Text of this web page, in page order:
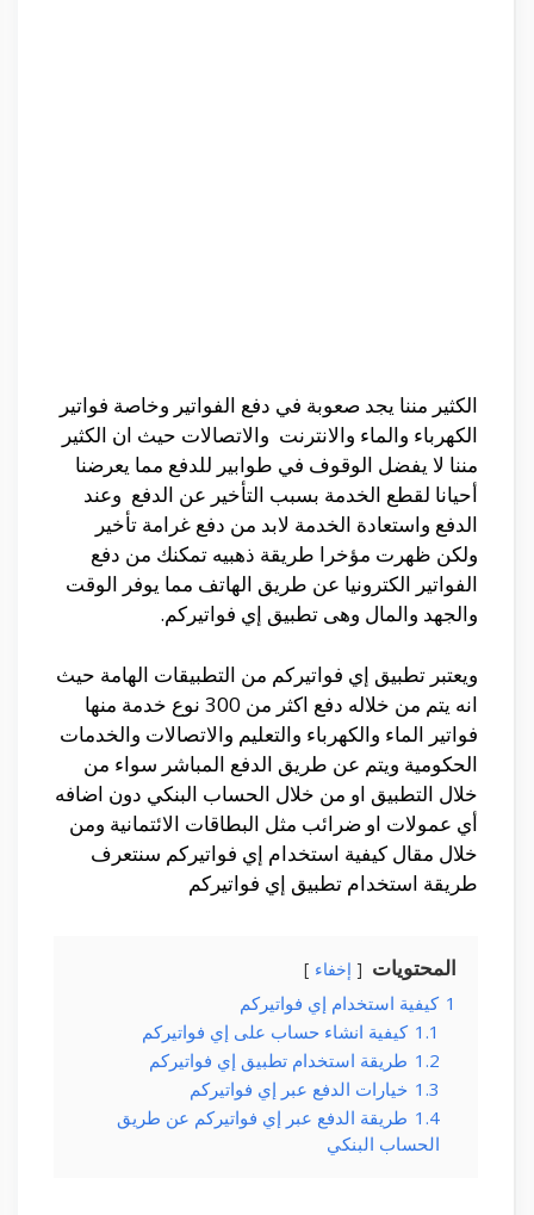
الكثير مننا يجد صعوبة في دفع الفواتير وخاصة فواتير
الكهرباء والماء والانترنت والاتصالات حيث ان الكثير
مننا لا يفضل الوقوف في طوابير للدفع مما يعرضنا
أحيانا لقطع الخدمة بسبب التأخير عن الدفع وعند
الدفع واستعادة الخدمة لابد من دفع غرامة تأخير
ولكن ظهرت مؤخرا طريقة ذهبيه تمكنك من دفع
الفواتير الكترونيا عن طريق الهاتف مما يوفر الوقت
والجهد والمال وهى تطبيق إي فواتيركم.
ويعتبر تطبيق إي فواتيركم من التطبيقات الهامة حيث
انه يتم من خلاله دفع اكثر من 300 نوع خدمة منها
فواتير الماء والكهرباء والتعليم والاتصالات والخدمات
الحكومية ويتم عن طريق الدفع المباشر سواء من
خلال التطبيق او من خلال الحساب البنكي دون اضافه
أي عمولات او ضرائب مثل البطاقات الائتمانية ومن
خلال مقال كيفية استخدام إي فواتيركم سنتعرف
طريقة استخدام تطبيق إي فواتيركم
المحتويات إخفاء
1 كيفية استخدام إي فواتيركم
1.1 كيفية انشاء حساب على إي فواتيركم
1.2 طريقة استخدام تطبيق إي فواتيركم
1.3 خيارات الدفع عبر إي فواتيركم
1.4 طريقة الدفع عبر إي فواتيركم عن طريق
الحساب البنكي